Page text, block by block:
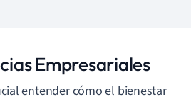
Empresariales
entender cómo el bienestar